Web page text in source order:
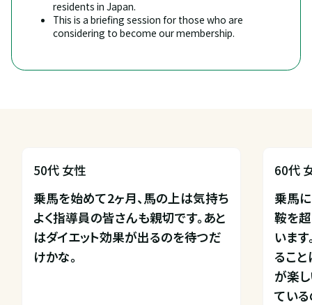
residents in Japan.
This is a briefing session for those who are
considering to become our membership.
50代 女性
乗馬を始めて2ヶ月、馬の上は気持ち
よく指導員の皆さんも親切です。あと
はダイエット効果が出るのを待つだ
けかな。
60代
乗馬
鞍を
いま
ること
が楽
ている